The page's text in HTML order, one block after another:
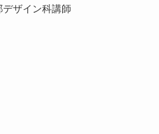
ザイン科講師